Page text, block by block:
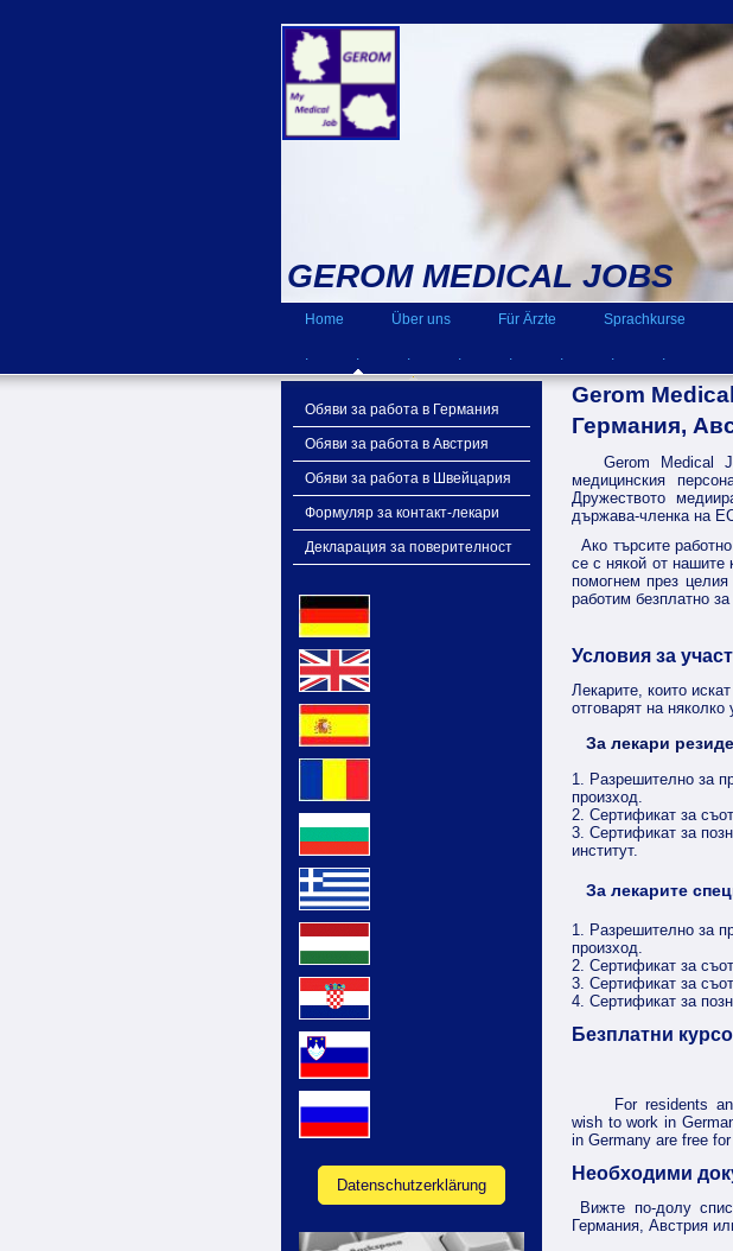
GEROM MEDICAL JOBS
Home Über uns Für Ärzte Sprachkurse
. . . . . . . .
Обяви за работа в Германия
Обяви за работа в Австрия
Обяви за работа в Швейцария
Формуляр за контакт-лекари
Декларация за поверителност
Datenschutzerklärung
Gerom
Германия,
Gerom Medical
медицинския
Дружеството
държава-членка на
Ако търсите
се с някой от нашите
помогнем през
работим безплатно за
Условия за
Лекарите, които
отговарят на
За лекари
1. Разрешително за
произход.
2. Сертификат за
3. Сертификат за
институт.
За лекарите
1. Разрешително за
произход.
2. Сертификат за
3. Сертификат за
4. Сертификат за
Безплатни
For residents and
wish to work in
in Germany are free
Необходими
Вижте по-долу
Германия, Австрия